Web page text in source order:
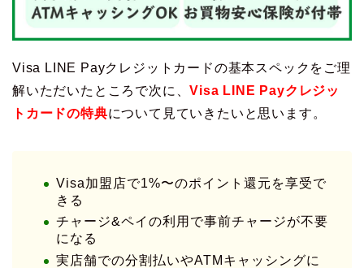
Visa LINE Payクレジットカードの基本スペックをご理
解いただいたところで次に、Visa LINE Payクレジッ
トカードの特典について見ていきたいと思います。
Visa加盟店で1%〜のポイント還元を享受で
きる
チャージ&ペイの利用で事前チャージが不要
になる
実店舗での分割払いやATMキャッシングに